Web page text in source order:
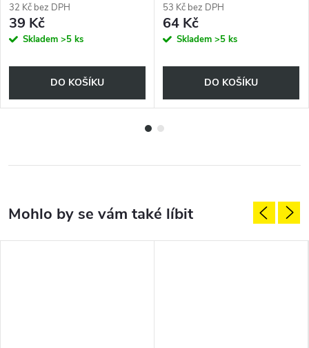
32 Kč bez DPH
39 Kč
Skladem >5 ks
DO KOŠÍKU
53 Kč bez DPH
64 Kč
Skladem >5 ks
DO KOŠÍKU